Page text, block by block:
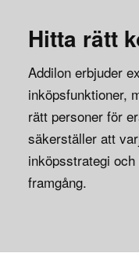
Hitta rätt
Addilon erbjuder
inköpsfunktioner,
rätt personer för
säkerställer att
inköpsstrategi
framgång.